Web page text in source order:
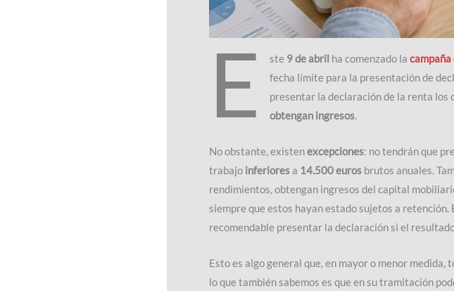
E ste 9 de abril ha comenzado la
fecha límite para la presentación de
presentar la declaración de la renta
obtengan ingresos.
No obstante, existenexcepciones: no tendrán que
trabajo inferioresa 14.500 euros brutos anuales.
rendimientos, obtengan ingresos del capital
siempre que estos hayan estado sujetos a
recomendable presentar la declaración si el
Esto es algo general que, en mayor o menor
lo que también sabemos es que en su tramitación